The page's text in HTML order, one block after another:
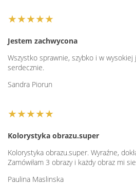
★★★★★
Jestem zachwycona
Wszystko sprawnie, szybko i w
serdecznie.
Sandra Piorun
★★★★★
Kolorystyka obrazu.super
Kolorystyka obrazu.super. Wyraźne,
Zamówiłam 3 obrazy i każdy obraz mi
Paulina Maslinska